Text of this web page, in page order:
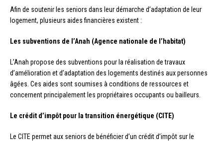
Afin de soutenir les seniors dans leur démarche d’adaptation de leur
logement, plusieurs aides financières existent :
Les subventions de l’Anah (Agence nationale de l’habitat)
L’Anah propose des subventions pour la réalisation de travaux
d’amélioration et d’adaptation des logements destinés aux personnes
âgées. Ces aides sont soumises à conditions de ressources et
concernent principalement les propriétaires occupants ou bailleurs.
Le crédit d’impôt pour la transition énergétique (CITE)
Le CITE permet aux seniors de bénéficier d’un crédit d’impôt sur le